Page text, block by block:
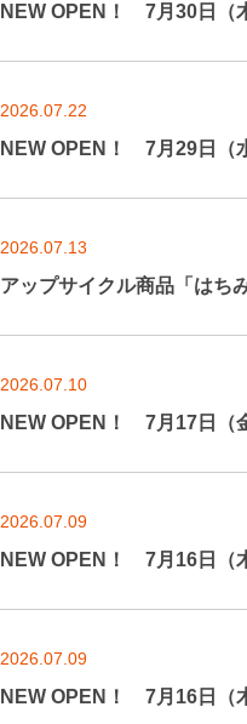
NEW OPEN！ 7月30日（
2026.07.22
NEW OPEN！ 7月29日（
2026.07.13
アップサイクル商品「はち
2026.07.10
NEW OPEN！ 7月17日（
2026.07.09
NEW OPEN！ 7月16日（
2026.07.09
NEW OPEN！ 7月16日（